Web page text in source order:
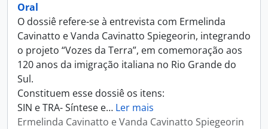
Oral
O dossiê refere-se à entrevista com Ermelinda
Cavinatto e Vanda Cavinatto Spiegeorin, integrando
o projeto “Vozes da Terra”, em comemoração aos
120 anos da imigração italiana no Rio Grande do
Sul.
Constituem esse dossiê os itens:
SIN e TRA- Síntese e… Ler mais
Ermelinda Cavinatto e Vanda Cavinatto Spiegeorin